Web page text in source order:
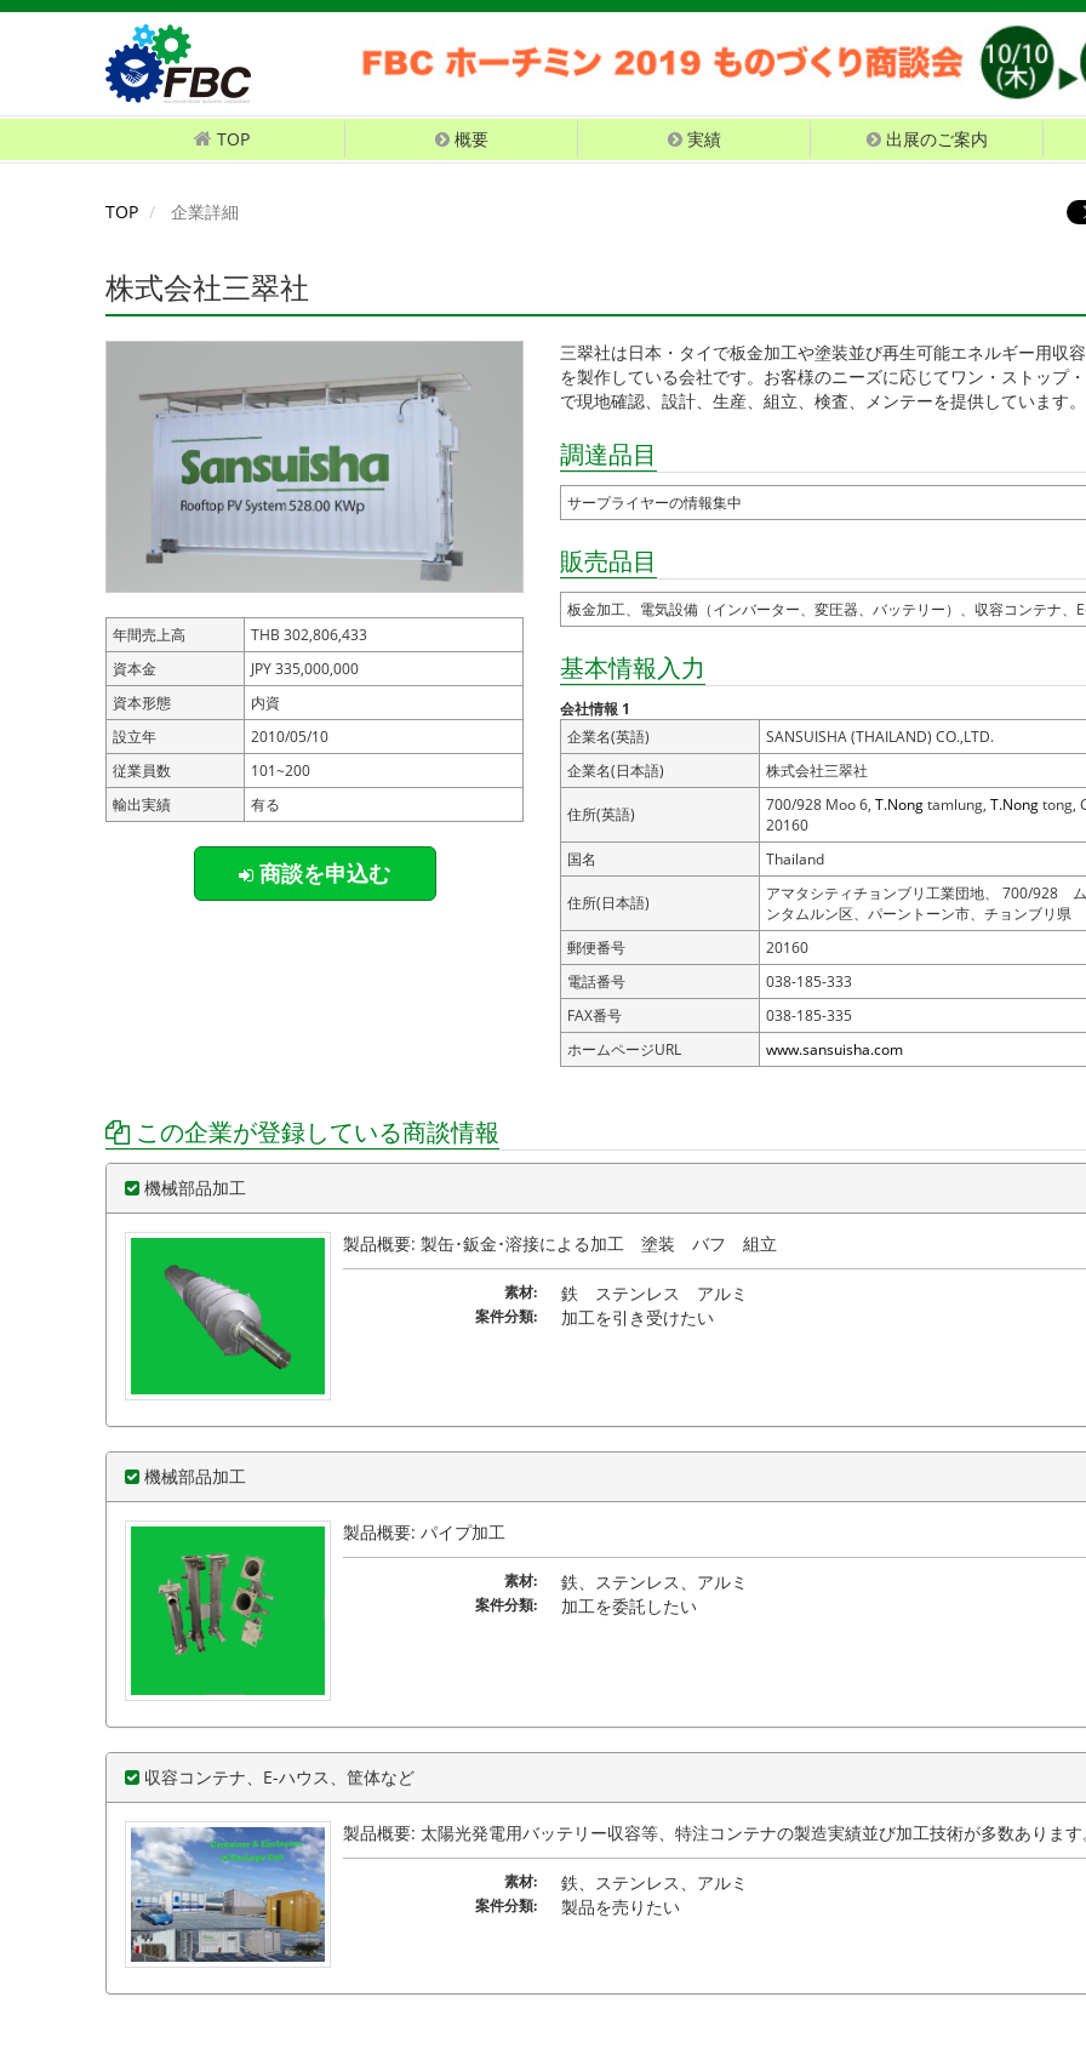
TOP 概要 実績 出展のご案内
TOP 企業詳細
株式会社三翠社
年間売上高
THB 302,806,433
資本金
JPY 335,000,000
資本形態
内資
設立年
2010/05/10
従業員数
101~200
輸出実績
有る
商談を申込む
三翠社は日本・タイで板金加工や塗装並び再生可能エネルギー用収
を製作している会社です。お客様のニーズに応じてワン・ストップ
で現地確認、設計、生産、組立、検査、メンテーを提供していま
調達品目
サープライヤーの情報集中
販売品目
板金加工、電気設備（インバーター、変圧器、バッテリー）、収容コンテナ、
基本情報入力
会社情報 1
企業名(英語)
SANSUISHA (THAILAND) CO.,LTD.
企業名(日本語)
株式会社三翠社
住所(英語) 700/928 Moo 6, T.Nongtamlung, T.Nongtong,
20160
国名
Thailand
住所(日本語)
アマタシティチョンブリ工業団地、 700/928
ンタムルン区、パーントーン市、チョンブリ県
郵便番号
20160
電話番号
038-185-333
FAX番号
038-185-335
ホームページURL
www.sansuisha.com
この企業が登録している商談情報
機械部品加工
製品概要: 製缶･鈑金･溶接による加工 塗装 バフ 組立
素材: 鉄 ステンレス アルミ
案件分類: 加工を引き受けたい
機械部品加工
製品概要: パイプ加工
素材: 鉄、ステンレス、アルミ
案件分類: 加工を委託したい
収容コンテナ、E-ハウス、筐体など
製品概要: 太陽光発電用バッテリー収容等、特注コンテナの製造実績並び加工技術が多数ありま
素材: 鉄、ステンレス、アルミ
案件分類: 製品を売りたい